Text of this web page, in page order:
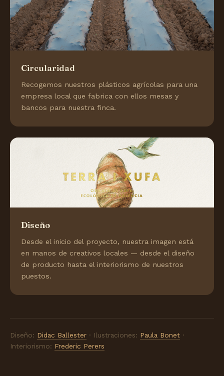
Circularidad
Recogemos nuestros plásticos agrícolas para una
empresa local que fabrica con ellos mesas y
bancos para nuestra finca.
Diseño
Desde el inicio del proyecto, nuestra imagen está
en manos de creativos locales — desde el diseño
de producto hasta el interiorismo de nuestros
puestos.
Diseño: Didac Ballester · Ilustraciones: Paula Bonet ·
Interiorismo: Frederic Perers